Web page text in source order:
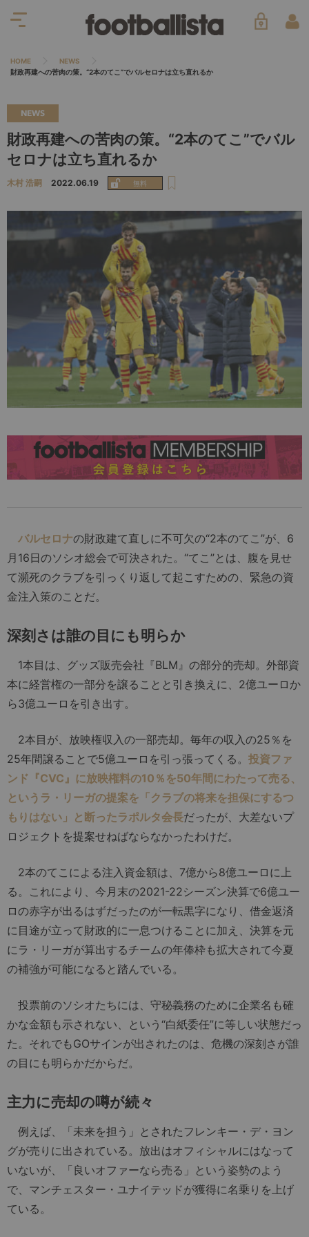
HOME
NEWS
財政再建への苦肉の策。“2本のてこ”でバルセロナは立ち直れるか
NEWS
財政再建への苦肉の策。“2本のてこ”でバル
セロナは立ち直れるか
木村 浩嗣 2022.06.19
バルセロナの財政建て直しに不可欠の“2本のてこ”が、6
月16日のソシオ総会で可決された。“てこ”とは、腹を見せ
て瀕死のクラブを引っくり返して起こすための、緊急の資
金注入策のことだ。
深刻さは誰の目にも明らか
1本目は、グッズ販売会社『BLM』の部分的売却。外部資
本に経営権の一部分を譲ることと引き換えに、2億ユーロか
ら3億ユーロを引き出す。
2本目が、放映権収入の一部売却。毎年の収入の25％を
25年間譲ることで5億ユーロを引っ張ってくる。 投資ファ
ンド『CVC』に放映権料の10％を50年間にわたって売る、
というラ・リーガの提案を「クラブの将来を担保にするつ
もりはない」と断ったラポルタ会長だったが、大差ないプ
ロジェクトを提案せねばならなかったわけだ。
2本のてこによる注入資金額は、7億から8億ユーロに上
る。これにより、今月末の2021-22シーズン決算で6億ユー
ロの赤字が出るはずだったのが一転黒字になり、借金返済
に目途が立って財政的に一息つけることに加え、決算を元
にラ・リーガが算出するチームの年俸枠も拡大されて今夏
の補強が可能になると踏んでいる。
投票前のソシオたちには、守秘義務のために企業名も確
かな金額も示されない、という“白紙委任”に等しい状態だっ
た。それでもGOサインが出されたのは、危機の深刻さが誰
の目にも明らかだからだ。
主力に売却の噂が続々
例えば、「未来を担う」とされたフレンキー・デ・ヨン
グが売りに出されている。放出はオフィシャルにはなって
いないが、「良いオファーなら売る」という姿勢のよう
で、マンチェスター・ユナイテッドが獲得に名乗りを上げ
ている。